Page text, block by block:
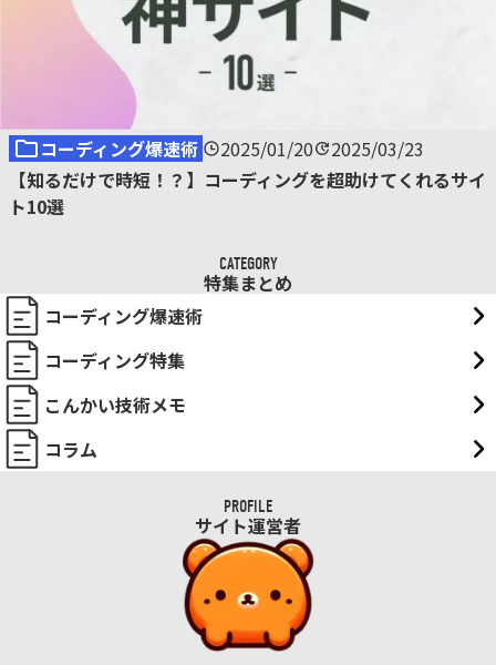
コーディング爆速術 2025/01/20
2025/03/23
【知るだけで時短！？】コーディングを超助けてくれるサイ
ト10選
CATEGORY
特集まとめ
コーディング爆速術
コーディング特集
こんかい技術メモ
コラム
PROFILE
サイト運営者